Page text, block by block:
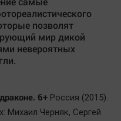
позволят
мир дикой
невероятных
6+ Россия (2015).
Михаил Черняк, Сергей